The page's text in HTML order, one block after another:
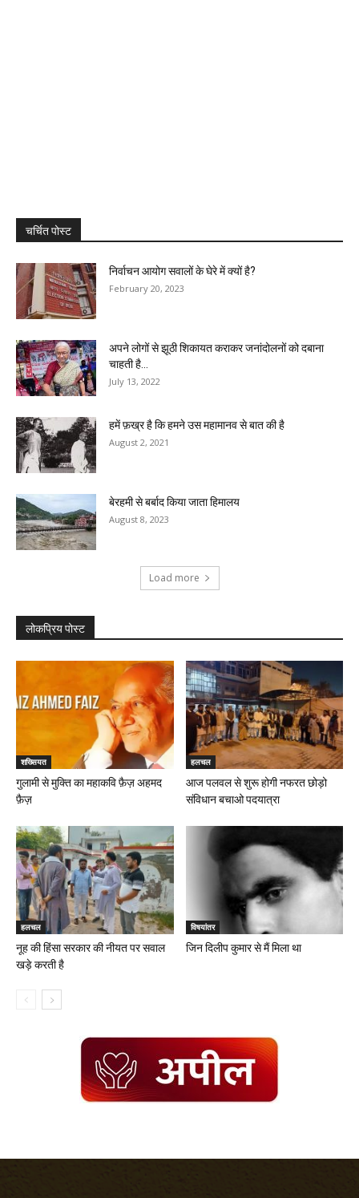
चर्चित पोस्ट
निर्वाचन आयोग सवालों के घेरे में क्यों है?
February 20, 2023
अपने लोगों से झूठी शिकायत कराकर जनांदोलनों को दबाना
चाहती है...
July 13, 2022
हमें फ़ख्र है कि हमने उस महामानव से बात की है
August 2, 2021
बेरहमी से बर्बाद किया जाता हिमालय
August 8, 2023
Load more
लोकप्रिय पोस्ट
शख्सियत
गुलामी से मुक्ति का महाकवि फ़ैज़ अहमद
फ़ैज़
हलचल
आज पलवल से शुरू होगी नफरत छोड़ो
संविधान बचाओ पदयात्रा
हलचल
नूह की हिंसा सरकार की नीयत पर सवाल
खड़े करती है
विषयांतर
जिन दिलीप कुमार से मैं मिला था